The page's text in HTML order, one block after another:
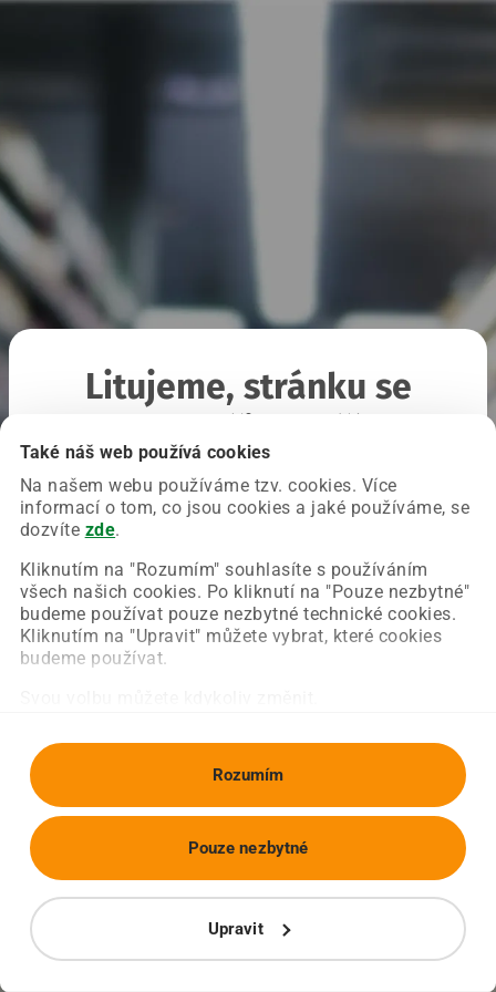
Také náš web používá cookies
Na našem webu používáme tzv. cookies. Více
informací o tom, co jsou cookies a jaké používáme, se
dozvíte zde.
Kliknutím na "Rozumím" souhlasíte s používáním
všech našich cookies. Po kliknutí na "Pouze nezbytné"
budeme používat pouze nezbytné technické cookies.
Kliknutím na "Upravit" můžete vybrat, které cookies
budeme používat.
Rozumím
Upravit
Pouze nezbytné
Litujeme, stránku se
Chyba nastala na naší straně a už ji opravujeme.
Zkuste prosím znovu načíst požadovanou stránku.
Obnovit stránku Úvodní strana